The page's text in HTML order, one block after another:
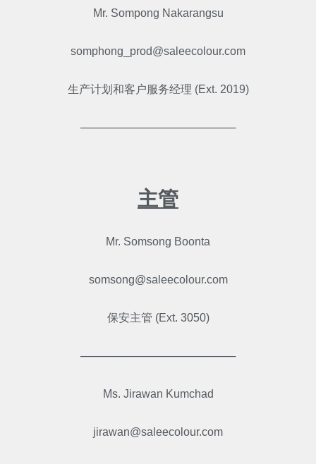
Mr. Sompong Nakarangsu
somphong_prod@saleecolour.com
生产计划和客户服务经理 (Ext. 2019)
────────────────────
主管
Mr. Somsong Boonta
somsong@saleecolour.com
保安主管 (Ext. 3050)
────────────────────
Ms. Jirawan Kumchad
jirawan@saleecolour.com